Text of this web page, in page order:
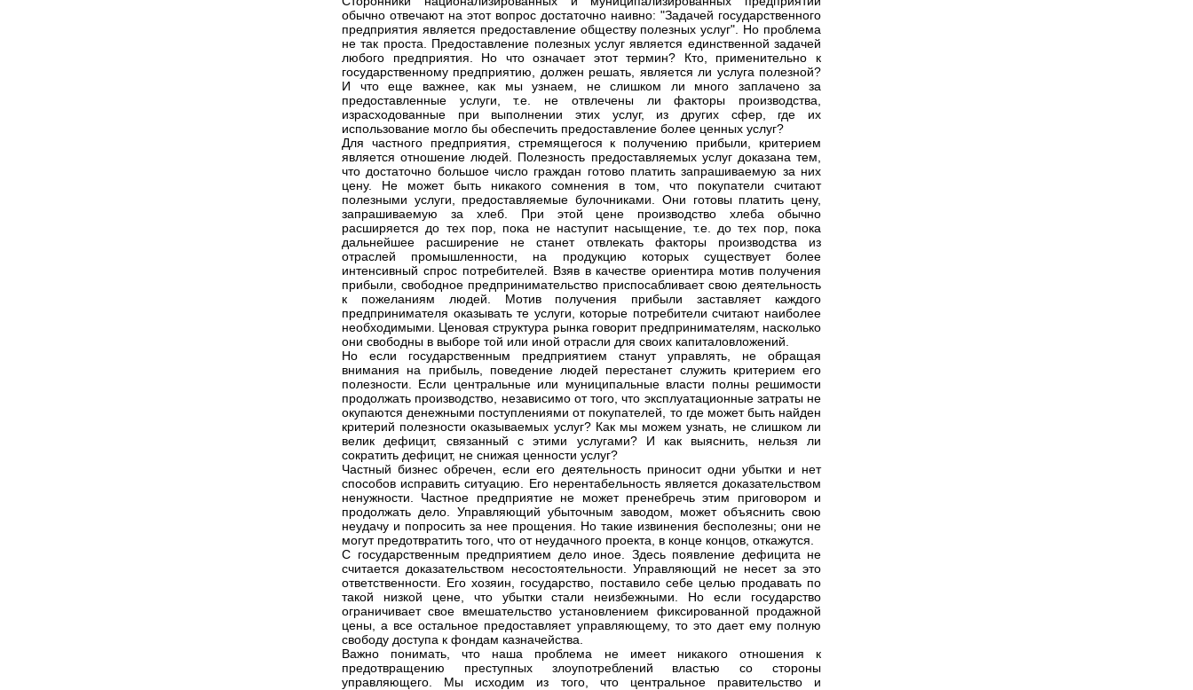
обычно отвечают на этот вопрос достаточно наивно: "Задачей государственного
предприятия является предоставление обществу полезных услуг". Но проблема
не так проста. Предоставление полезных услуг является единственной задачей
любого предприятия. Но что означает этот термин? Кто, применительно к
государственному предприятию, должен решать, является ли услуга полезной?
И что еще важнее, как мы узнаем, не слишком ли много заплачено за
предоставленные услуги, т.е. не отвлечены ли факторы производства,
израсходованные при выполнении этих услуг, из других сфер, где их
использование могло бы обеспечить предоставление более ценных услуг?
Для частного предприятия, стремящегося к получению прибыли, критерием
является отношение людей. Полезность предоставляемых услуг доказана тем,
что достаточно большое число граждан готово платить запрашиваемую за них
цену. Не может быть никакого сомнения в том, что покупатели считают
полезными услуги, предоставляемые булочниками. Они готовы платить цену,
запрашиваемую за хлеб. При этой цене производство хлеба обычно
расширяется до тех пор, пока не наступит насыщение, т.е. до тех пор, пока
дальнейшее расширение не станет отвлекать факторы производства из
отраслей промышленности, на продукцию которых существует более
интенсивный спрос потребителей. Взяв в качестве ориентира мотив получения
прибыли, свободное предпринимательство приспосабливает свою деятельность
к пожеланиям людей. Мотив получения прибыли заставляет каждого
предпринимателя оказывать те услуги, которые потребители считают наиболее
необходимыми. Ценовая структура рынка говорит предпринимателям, насколько
они свободны в выборе той или иной отрасли для своих капиталовложений.
Но если государственным предприятием станут управлять, не обращая
внимания на прибыль, поведение людей перестанет служить критерием его
полезности. Если центральные или муниципальные власти полны решимости
продолжать производство, независимо от того, что эксплуатационные затраты не
окупаются денежными поступлениями от покупателей, то где может быть найден
критерий полезности оказываемых услуг? Как мы можем узнать, не слишком ли
велик дефицит, связанный с этими услугами? И как выяснить, нельзя ли
сократить дефицит, не снижая ценности услуг?
Частный бизнес обречен, если его деятельность приносит одни убытки и нет
способов исправить ситуацию. Его нерентабельность является доказательством
ненужности. Частное предприятие не может пренебречь этим приговором и
продолжать дело. Управляющий убыточным заводом, может объяснить свою
неудачу и попросить за нее прощения. Но такие извинения бесполезны; они не
могут предотвратить того, что от неудачного проекта, в конце концов, откажутся.
С государственным предприятием дело иное. Здесь появление дефицита не
считается доказательством несостоятельности. Управляющий не несет за это
ответственности. Его хозяин, государство, поставило себе целью продавать по
такой низкой цене, что убытки стали неизбежными. Но если государство
ограничивает свое вмешательство установлением фиксированной продажной
цены, а все остальное предоставляет управляющему, то это дает ему полную
свободу доступа к фондам казначейства.
Важно понимать, что наша проблема не имеет никакого отношения к
предотвращению преступных злоупотреблений властью со стороны
управляющего. Мы исходим из того, что центральное правительство и